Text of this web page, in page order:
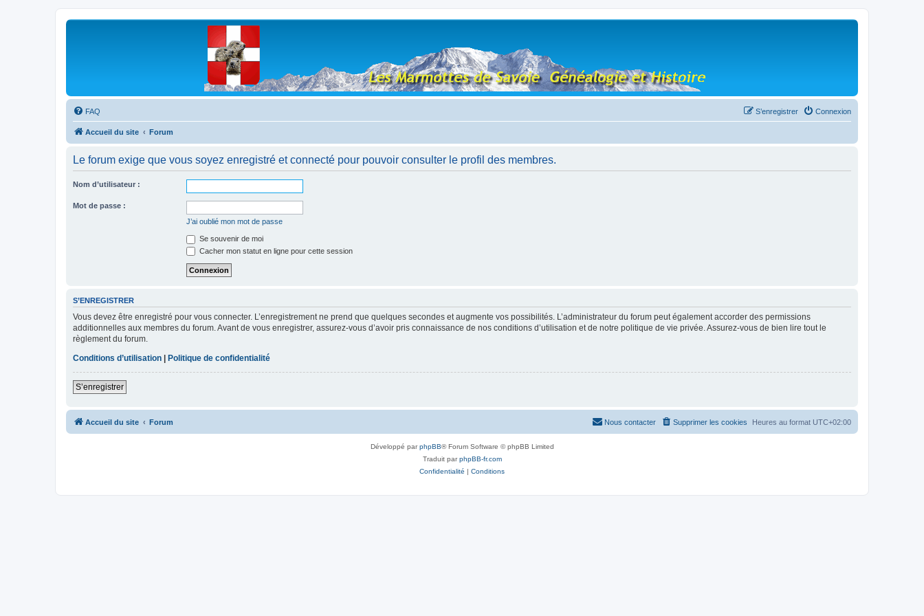
Les Marmottes de Savoie
FAQ Connexion
S’enregistrer
Accueil du site Forum
Le forum exige que vous soyez enregistré et connecté pour pouvoir consulter le profil des membres.
Nom d’utilisateur :
Mot de passe :
J’ai oublié mon mot de passe
Se souvenir de moi
Cacher mon statut en ligne pour cette session
S’ENREGISTRER
Vous devez être enregistré pour vous connecter. L’enregistrement ne prend que quelques secondes et augmente vos possibilités. L’administrateur du forum peut également accorder des permissions
additionnelles aux membres du forum. Avant de vous enregistrer, assurez-vous d’avoir pris connaissance de nos conditions d’utilisation et de notre politique de vie privée. Assurez-vous de bien lire tout le
règlement du forum.
Conditions d’utilisation | Politique de confidentialité
S’enregistrer
Accueil du site Forum Heures au format UTC+02:00
Supprimer les cookies
Nous contacter
Développé parphpBB® Forum Software © phpBB Limited
Traduit parphpBB-fr.com
Confidentialité | Conditions